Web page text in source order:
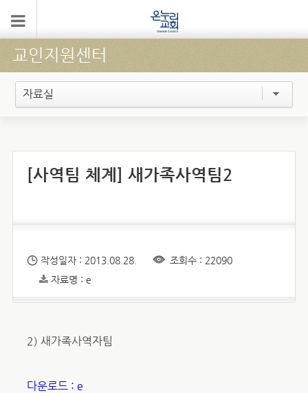
교인지원센터
자료실
[사역팀 체계] 새가족사역팀2
작성일자 : 2013.08.28.
조회수 : 22090
자료명 : e
2) 새가족사역자팀
다운로드 : e